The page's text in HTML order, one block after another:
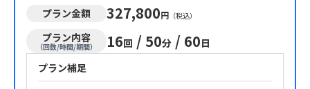
プラン金額 327,800円 （税込）
プラン内容
（回数/時間/期間） 16回 / 50分 / 60日
プラン補足